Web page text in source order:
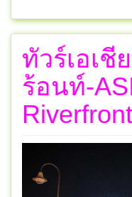
ทัวร์เอเชี
ร้อนท์-
Riverfront